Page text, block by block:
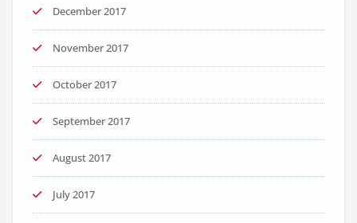
December 2017
November 2017
October 2017
September 2017
August 2017
July 2017